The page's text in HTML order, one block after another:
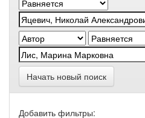
Начать новый поиск
Добавить фильтры: